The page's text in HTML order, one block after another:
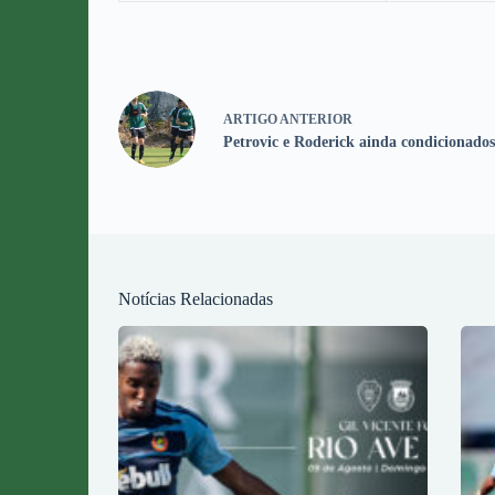
ARTIGO ANTERIOR
Petrovic e Roderick ainda condicionados
Notícias Relacionadas